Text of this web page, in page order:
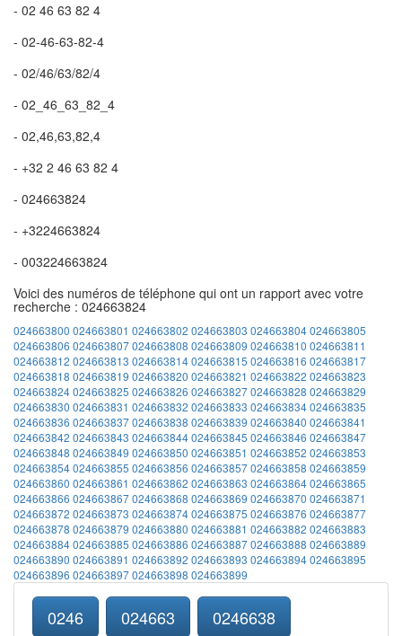
- 02 46 63 82 4
- 02-46-63-82-4
- 02/46/63/82/4
- 02_46_63_82_4
- 02,46,63,82,4
- +32 2 46 63 82 4
- 024663824
- +3224663824
- 003224663824
Voici des numéros de téléphone qui ont un rapport avec votre
recherche : 024663824
024663800 024663801 024663802 024663803 024663804024663805
024663806 024663807024663808 024663809 024663810 024663811
024663812 024663813 024663814024663815 024663816 024663817
024663818 024663819 024663820 024663821 024663822 024663823
024663824024663825 024663826 024663827024663828 024663829
024663830 024663831 024663832 024663833 024663834024663835
024663836 024663837024663838 024663839 024663840 024663841
024663842 024663843 024663844024663845 024663846 024663847
024663848 024663849 024663850 024663851 024663852 024663853
024663854024663855 024663856 024663857024663858 024663859
024663860 024663861 024663862 024663863 024663864024663865
024663866 024663867024663868 024663869 024663870 024663871
024663872 024663873 024663874024663875 024663876 024663877
024663878 024663879 024663880 024663881 024663882 024663883
024663884024663885 024663886 024663887024663888 024663889
024663890 024663891 024663892 024663893 024663894024663895
024663896 024663897024663898 024663899
0246 024663 0246638